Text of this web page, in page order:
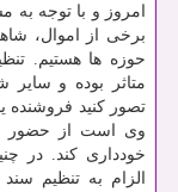
امروز و با توجه
برخی از اموال،
حوزه ها هستیم.
متاثر بوده و
تصور کنید
وی است از حضور
خودداری کند. در
الزام به تنظیم